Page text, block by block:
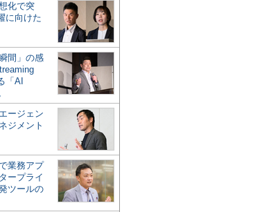
化で突
に向けた
間」の感
「AI
ージェン
ジメント
業務アプ
ープライ
ツールの